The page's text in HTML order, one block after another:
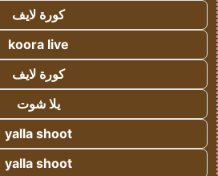
كورة لايف
koora live
كورة لايف
يلا شوت
yalla shoot
yalla shoot